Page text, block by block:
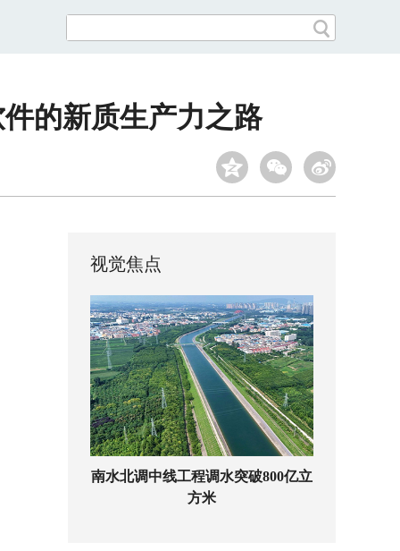
的新质生产力之路
视觉焦点
南水北调中线工程调水突破800亿立
方米